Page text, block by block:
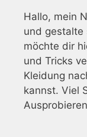
Hallo, mein
und gestalte
möchte dir
und Tricks
Kleidung
kannst. Viel